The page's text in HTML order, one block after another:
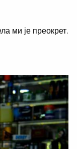
ми је преокрет.